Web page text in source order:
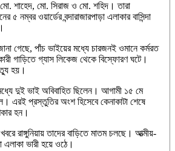
শাহেদ, মো. সিরাজ ও মো. শহিদ। তারা
৫ নম্বর ওয়ার্ডের বন্দারাজারপাড়া এলাকার বাসিন্দা
গেছে, পাঁচ ভাইয়ের মধ্যে চারজনই ওমানে কর্মরত
গাড়িতে গ্যাস লিকেজ থেকে বিস্ফোরণ ঘটে।
হয়।
দুই ভাই অবিবাহিত ছিলেন। আগামী ১৫ মে
এরই প্রস্তুতির অংশ হিসেবে কেনাকাটা শেষে
হন।
রাঙ্গুনিয়ায় তাদের বাড়িতে মাতম চলছে। আত্মীয়-
ভারী হয়ে ওঠে।